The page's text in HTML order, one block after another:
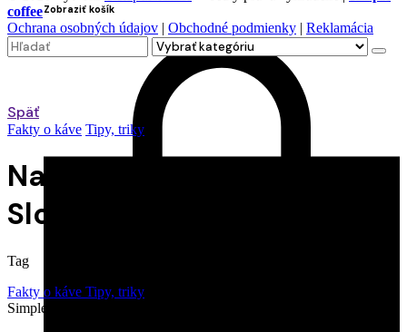
Zobraziť košík
coffee
Ochrana osobných údajov | Obchodné podmienky | Reklamácia
Search
for
Späť
Fakty o káve Tipy, triky
Najlepšia káva na
Slovensku
Tag
Fakty o káve Tipy, triky
Simple coffee